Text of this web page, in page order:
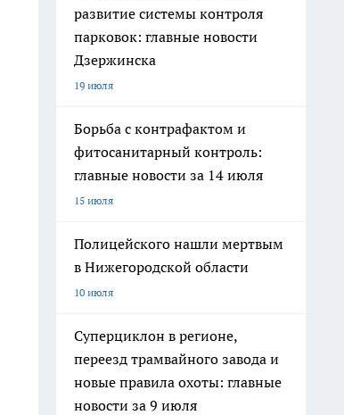
развитие системы контроля
парковок: главные новости
Дзержинска
19 июля
Борьба с контрафактом и
фитосанитарный контроль:
главные новости за 14 июля
15 июля
Полицейского нашли мертвым
в Нижегородской области
10 июля
Суперциклон в регионе,
переезд трамвайного завода и
новые правила охоты: главные
новости за 9 июля